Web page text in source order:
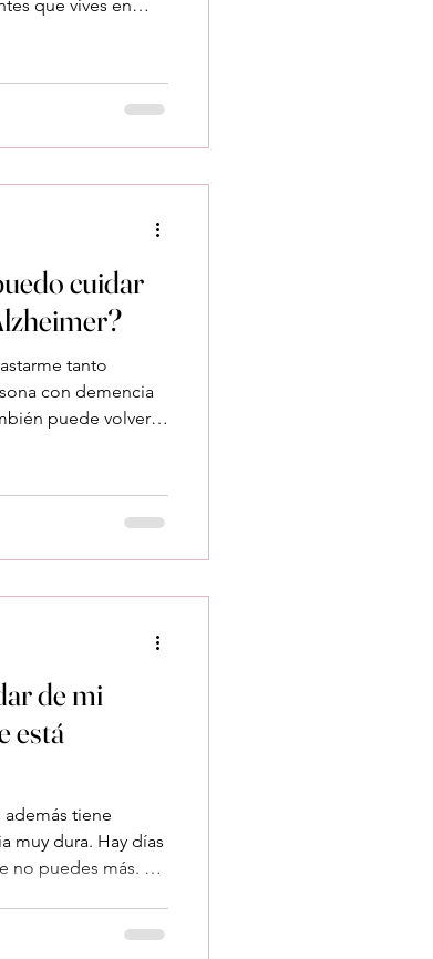
que vives en
es el primer paso
tan estresado si
cuidar
tanto
con demencia
puede volverse
formas
eso te pase
de mi
está
tiene
muy dura. Hay días
no puedes más. Te
cuidar, pero sí